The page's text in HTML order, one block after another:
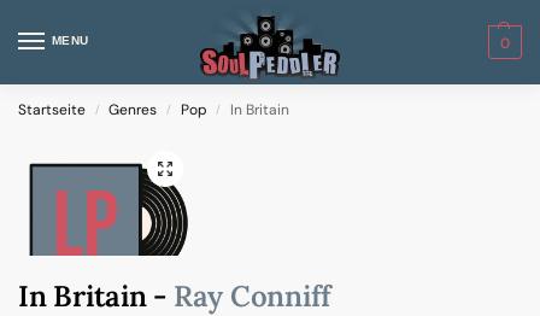
MENU 0
Startseite / Genres / Pop / In Britain
In Britain - Ray Conniff